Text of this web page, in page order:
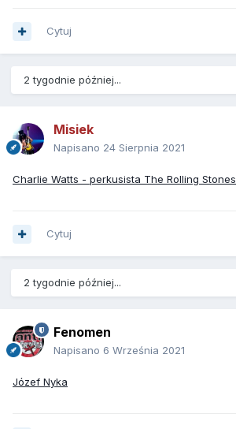
Cytuj
2 tygodnie później...
Misiek
Napisano 24 Sierpnia 2021
Charlie Watts - perkusista The Rolling Stones
Cytuj
2 tygodnie później...
Fenomen
Napisano 6 Września 2021
Józef Nyka